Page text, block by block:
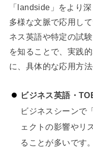
「landside」をより
多様な文脈で応用し
ネス英語や特定の試
を知ることで、実践
に、具体的な応用方
ビジネス英語・
ビジネスシーンで
ェクトの影響やリ
ることが多いです